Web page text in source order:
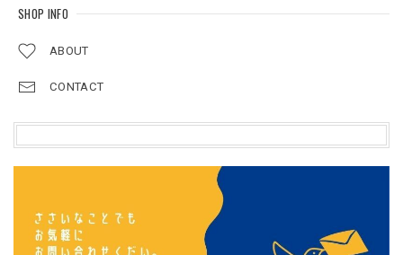
SHOP INFO
ABOUT
CONTACT